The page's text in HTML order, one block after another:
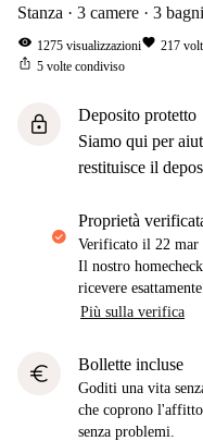
Stanza 3 camere 3 bagni
visibility 1275 visualizzazionifavorite 217
ios_share 5 volte condiviso
lock
Deposito protetto
Siamo qui per
restituisce il
proprietà
Verificato il 22 mar
Il nostro
ricevere
Più sulla verifica
euro Bollette incluse
Goditi una vita
che coprono
senza problemi.